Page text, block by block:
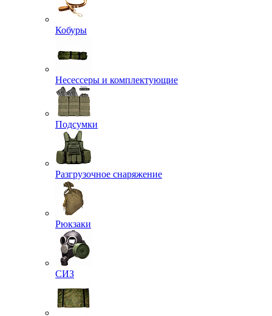
Кобуры
Несессеры и комплектующие
Подсумки
Разгрузочное снаряжение
Рюкзаки
СИЗ